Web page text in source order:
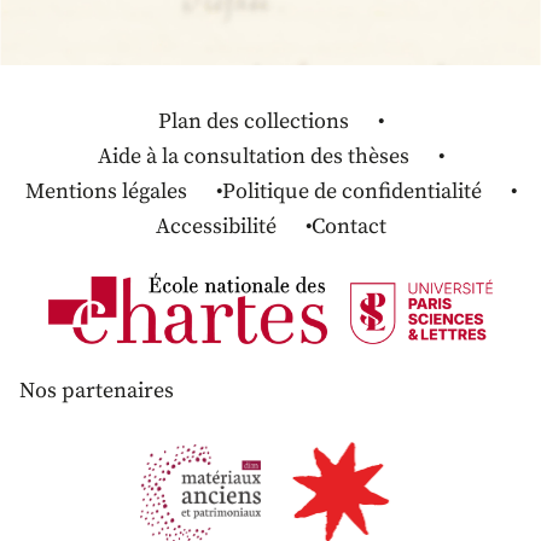
Plan des collections
Aide à la consultation des thèses
Mentions légales
Politique de confidentialité
Accessibilité
Contact
Nos partenaires